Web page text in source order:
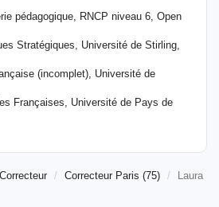
pédagogique, RNCP niveau 6, Open
Stratégiques, Université de Stirling,
(incomplet), Université de
Françaises, Université de Pays de
Correcteur Correcteur Paris (75) Laura